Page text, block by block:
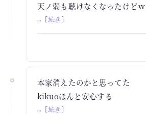
天ノ弱も聴けなくなったけど
… [続き]
本家消えたのかと思ってた
kikuoほんと安心する
… [続き]